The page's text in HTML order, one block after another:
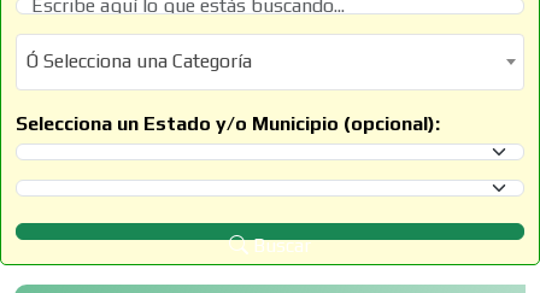
Ó Selecciona una Categoría
Ó Selecciona una Categoría
Selecciona un Estado y/o Municipio (opcional):
Selecciona un Estado
Selecciona un Municipio
Buscar